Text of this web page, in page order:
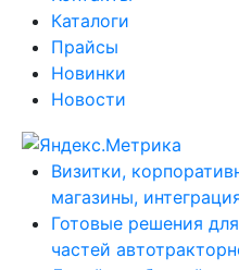
Каталоги
Прайсы
Новинки
Новости
Визитки,
магазины,
Готовые решения
частей